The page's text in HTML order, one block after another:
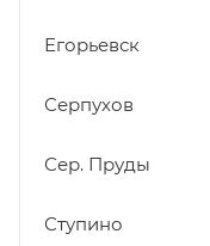
Егорьевск
Серпухов
Сер. Пруды
Ступино